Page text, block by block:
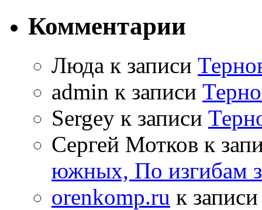
Комментарии
Люда к записи
admin к записи
Sergey к записи
Сергей Мотков к
южных, По изгибам
orenkomp.ru к